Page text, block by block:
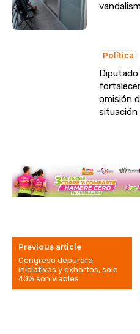
Política
Diputado
omisión
situación
Previous article
Congreso depurará
iniciativas y exhortos, solo
40% son viables